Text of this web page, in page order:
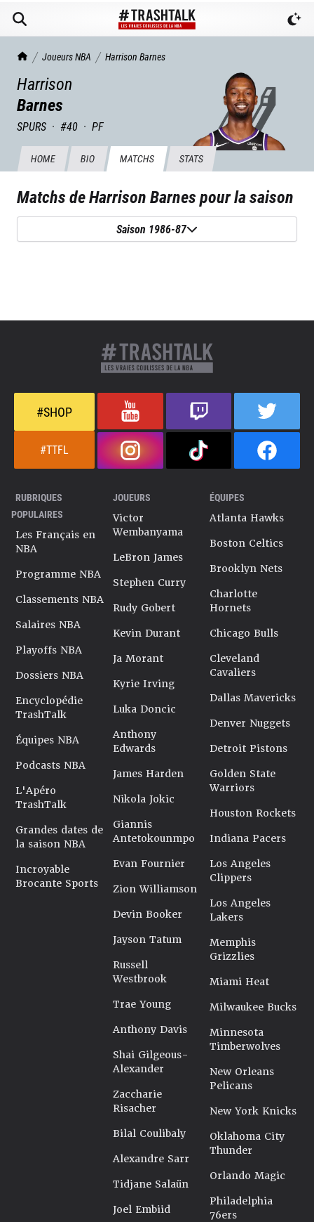
TrashTalk Actu NBA
Joueurs NBA Harrison Barnes
Harrison
Barnes
SPURS · #40 · PF
HOME BIO MATCHS STATS
Matchs deHarrison Barnespour la saison
Saison 1986-87
#SHOP
#TTFL
RUBRIQUES
POPULAIRES
Les Français en
NBA
Programme NBA
Classements NBA
Salaires NBA
Playoffs NBA
Dossiers NBA
Encyclopédie
TrashTalk
Équipes NBA
Podcasts NBA
L'Apéro
TrashTalk
Grandes dates de
la saison NBA
Incroyable
Brocante Sports
JOUEURS
Victor
Wembanyama
LeBron James
Stephen Curry
Rudy Gobert
Kevin Durant
Ja Morant
Kyrie Irving
Luka Doncic
Anthony
Edwards
James Harden
Nikola Jokic
Giannis
Antetokounmpo
Evan Fournier
Zion Williamson
Devin Booker
Jayson Tatum
Russell
Westbrook
Trae Young
Anthony Davis
Shai Gilgeous-
Alexander
Zaccharie
Risacher
Bilal Coulibaly
Alexandre Sarr
Tidjane Salaün
Joel Embiid
ÉQUIPES
Atlanta Hawks
Boston Celtics
Brooklyn Nets
Charlotte
Hornets
Chicago Bulls
Cleveland
Cavaliers
Dallas Mavericks
Denver Nuggets
Detroit Pistons
Golden State
Warriors
Houston Rockets
Indiana Pacers
Los Angeles
Clippers
Los Angeles
Lakers
Memphis
Grizzlies
Miami Heat
Milwaukee Bucks
Minnesota
Timberwolves
New Orleans
Pelicans
New York Knicks
Oklahoma City
Thunder
Orlando Magic
Philadelphia
76ers